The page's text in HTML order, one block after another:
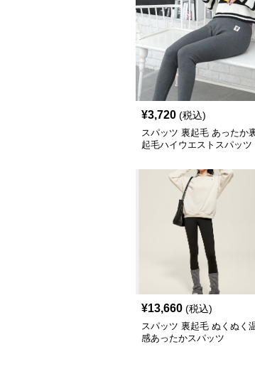
¥3,720 (税込)
スパッツ 裏起毛 あったか
起毛ハイウエストスパッツ
¥13,660 (税込)
スパッツ 裏起毛 ぬくぬく
感あったかスパッツ